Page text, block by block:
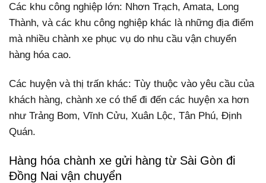
Các khu công nghiệp lớn: Nhơn Trạch, Amata, Long
Thành, và các khu công nghiệp khác là những địa điểm
mà nhiều chành xe phục vụ do nhu cầu vận chuyển
hàng hóa cao.
Các huyện và thị trấn khác: Tùy thuộc vào yêu cầu của
khách hàng, chành xe có thể đi đến các huyện xa hơn
như Trảng Bom, Vĩnh Cửu, Xuân Lộc, Tân Phú, Định
Quán.
Hàng hóa chành xe gửi hàng từ Sài Gòn đi
Đồng Nai vận chuyển